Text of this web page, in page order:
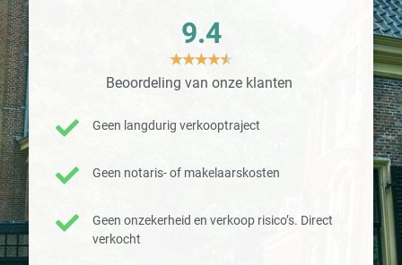
9.4
★★★★★
Beoordeling van onze klanten
Geen langdurig verkooptraject
Geen notaris- of makelaarskosten
Geen onzekerheid en verkoop risico’s. Direct
verkocht